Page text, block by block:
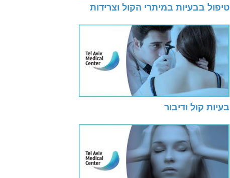
טיפול בבעיות במיתרי הקול וצרידות
בעיות קול ודיבור